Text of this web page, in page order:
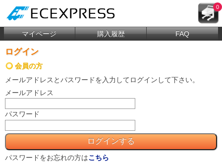
0
マイページ 購入履歴 FAQ
ログイン
会員の方
メールアドレス とパスワードを入力してログインして下さい。
メールアドレス
パスワード
パスワードをお忘れの方はこちら